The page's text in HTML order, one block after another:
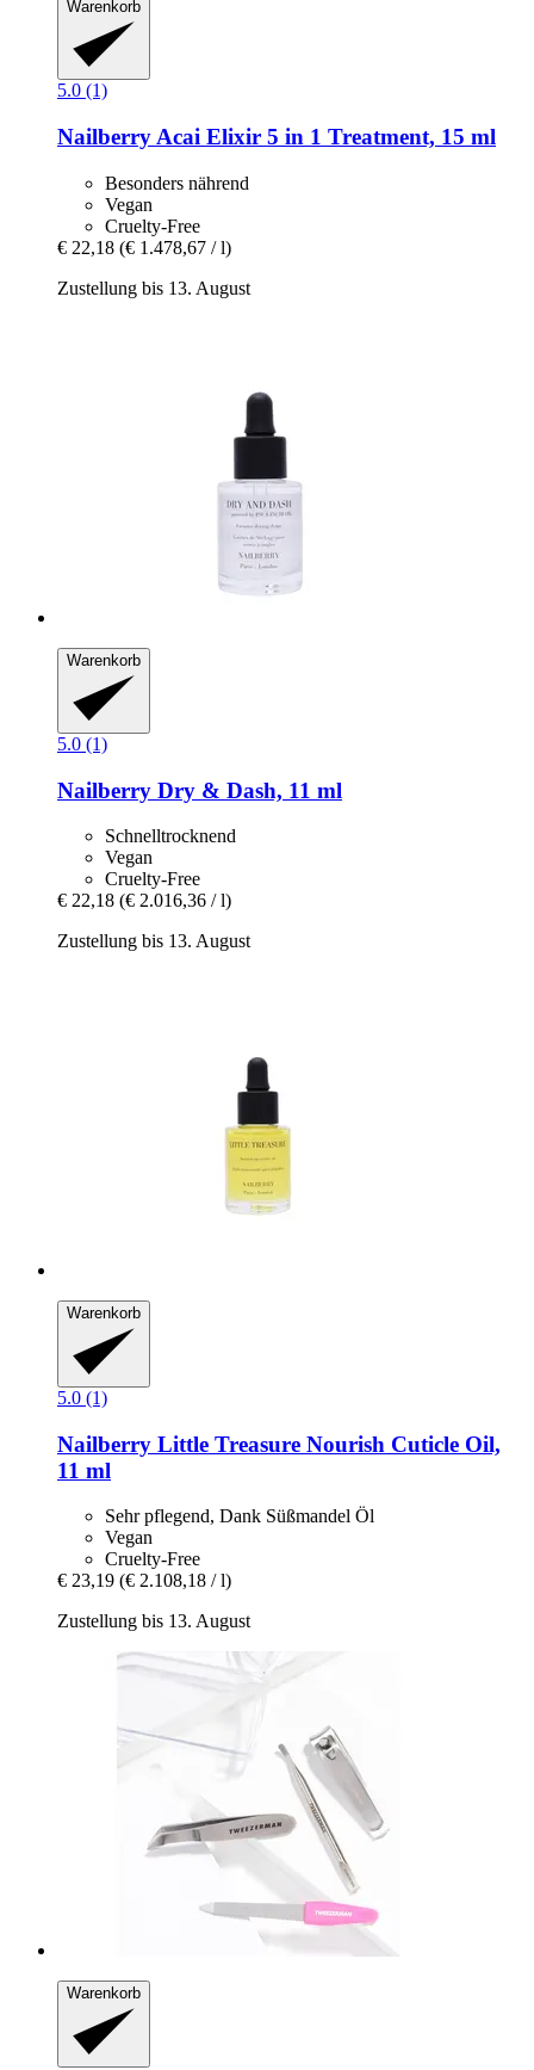
Warenkorb
5.0 (1)
Nailberry Acai Elixir 5 in 1 Treatment, 15 ml
Besonders nährend
Vegan
Cruelty-Free
€ 22,18 (€ 1.478,67 / l)
Zustellung bis 13. August
Warenkorb
5.0 (1)
Nailberry Dry & Dash, 11 ml
Schnelltrocknend
Vegan
Cruelty-Free
€ 22,18 (€ 2.016,36 / l)
Zustellung bis 13. August
Warenkorb
5.0 (1)
Nailberry Little Treasure Nourish Cuticle Oil,
11 ml
Sehr pflegend, Dank Süßmandel Öl
Vegan
Cruelty-Free
€ 23,19 (€ 2.108,18 / l)
Zustellung bis 13. August
Warenkorb